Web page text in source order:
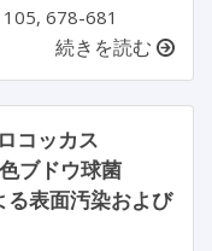
678-681
続きを読む
コッカス
ブドウ球菌
る表面汚染および